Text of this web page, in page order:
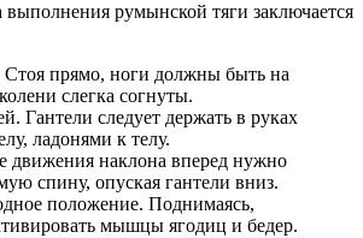
выполнения румынской тяги заключается
Стоя прямо, ноги должны быть на
слегка согнуты.
Гантели следует держать в руках
ладонями к телу.
движения наклона вперед нужно
спину, опуская гантели вниз.
положение. Поднимаясь,
мышцы ягодиц и бедер.